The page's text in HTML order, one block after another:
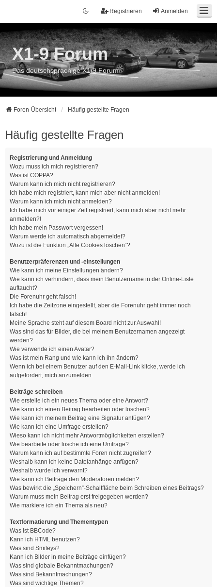
Anmelden
Registrieren
X1-9 Forum
Das deutschsprachige X1/9 Forum
Foren-Übersicht Häufig gestellte Fragen
Häufig gestellte Fragen
Registrierung und Anmeldung
Wozu muss ich mich registrieren?
Was ist COPPA?
Warum kann ich mich nicht registrieren?
Ich habe mich registriert, kann mich aber nicht anmelden!
Warum kann ich mich nicht anmelden?
Ich habe mich vor einiger Zeit registriert, kann mich aber nicht mehr
anmelden?!
Ich habe mein Passwort vergessen!
Warum werde ich automatisch abgemeldet?
Wozu ist die Funktion „Alle Cookies löschen“?
Benutzerpräferenzen und -einstellungen
Wie kann ich meine Einstellungen ändern?
Wie kann ich verhindern, dass mein Benutzername in der Online-Liste
auftaucht?
Die Forenuhr geht falsch!
Ich habe die Zeitzone eingestellt, aber die Forenuhr geht immer noch
falsch!
Meine Sprache steht auf diesem Board nicht zur Auswahl!
Was sind das für Bilder, die bei meinem Benutzernamen angezeigt
werden?
Wie verwende ich einen Avatar?
Was ist mein Rang und wie kann ich ihn ändern?
Wenn ich bei einem Benutzer auf den E-Mail-Link klicke, werde ich
aufgefordert, mich anzumelden.
Beiträge schreiben
Wie erstelle ich ein neues Thema oder eine Antwort?
Wie kann ich einen Beitrag bearbeiten oder löschen?
Wie kann ich meinem Beitrag eine Signatur anfügen?
Wie kann ich eine Umfrage erstellen?
Wieso kann ich nicht mehr Antwortmöglichkeiten erstellen?
Wie bearbeite oder lösche ich eine Umfrage?
Warum kann ich auf bestimmte Foren nicht zugreifen?
Weshalb kann ich keine Dateianhänge anfügen?
Weshalb wurde ich verwarnt?
Wie kann ich Beiträge den Moderatoren melden?
Was bewirkt die „Speichern“-Schaltfläche beim Schreiben eines Beitrags?
Warum muss mein Beitrag erst freigegeben werden?
Wie markiere ich ein Thema als neu?
Textformatierung und Thementypen
Was ist BBCode?
Kann ich HTML benutzen?
Was sind Smileys?
Kann ich Bilder in meine Beiträge einfügen?
Was sind globale Bekanntmachungen?
Was sind Bekanntmachungen?
Was sind wichtige Themen?